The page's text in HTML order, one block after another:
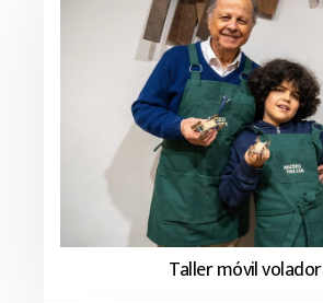
Taller móvil volador